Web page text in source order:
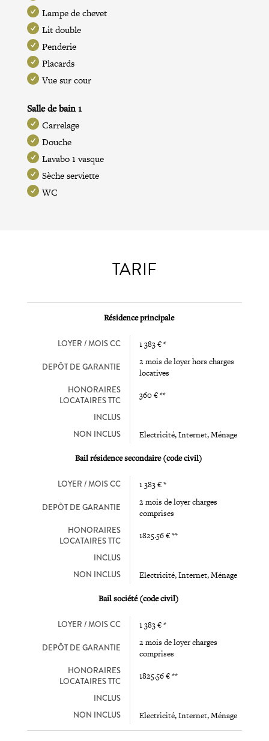
Lampe de chevet
Lit double
Penderie
Placards
Vue sur cour
Salle de bain 1
Carrelage
Douche
Lavabo 1 vasque
Sèche serviette
WC
TARIF
Résidence principale
LOYER / MOIS CC 1 383 € *
DEPÔT DE GARANTIE
2 mois de loyer hors charges
locatives
HONORAIRES
LOCATAIRES TTC
360 € **
INCLUS
NON INCLUS
Electricité, Internet, Ménage
Bail résidence secondaire (code civil)
LOYER / MOIS CC 1 383 € *
DEPÔT DE GARANTIE
2 mois de loyer charges
comprises
HONORAIRES
LOCATAIRES TTC
1825.56 € **
INCLUS
NON INCLUS
Electricité, Internet, Ménage
Bail société (code civil)
LOYER / MOIS CC 1 383 € *
DEPÔT DE GARANTIE
2 mois de loyer charges
comprises
HONORAIRES
LOCATAIRES TTC
1825.56 € **
INCLUS
NON INCLUS
Electricité, Internet, Ménage